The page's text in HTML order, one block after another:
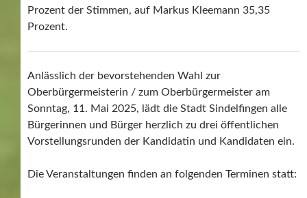
Prozent der Stimmen, auf Markus Kleemann 35,35
Prozent.
Anlässlich der bevorstehenden Wahl zur
Oberbürgermeisterin / zum Oberbürgermeister am
Sonntag, 11. Mai 2025, lädt die Stadt Sindelfingen alle
Bürgerinnen und Bürger herzlich zu drei öffentlichen
Vorstellungsrunden der Kandidatin und Kandidaten ein.
Die Veranstaltungen finden an folgenden Terminen statt: